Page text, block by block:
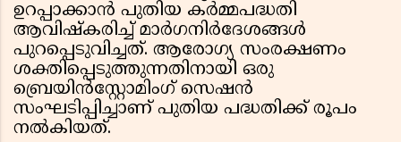
ഉറപ്പാക്കാൻ പുതിയ കർമ്മപദ്ധതി
ആവിഷ്‌കരിച്ച് മാർഗനിർദേശങ്ങൾ
പുറപ്പെടുവിച്ചത്. ആരോഗ്യ സംരക്ഷണം
ശക്തിപ്പെടുത്തുന്നതിനായി ഒരു
ബ്രെയിൻസ്റ്റോമിംഗ് സെഷൻ
സംഘടിപ്പിച്ചാണ് പുതിയ പദ്ധതിക്ക് രൂപം
നൽകിയത്.